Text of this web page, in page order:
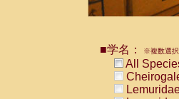
■学名： ※複数選
All